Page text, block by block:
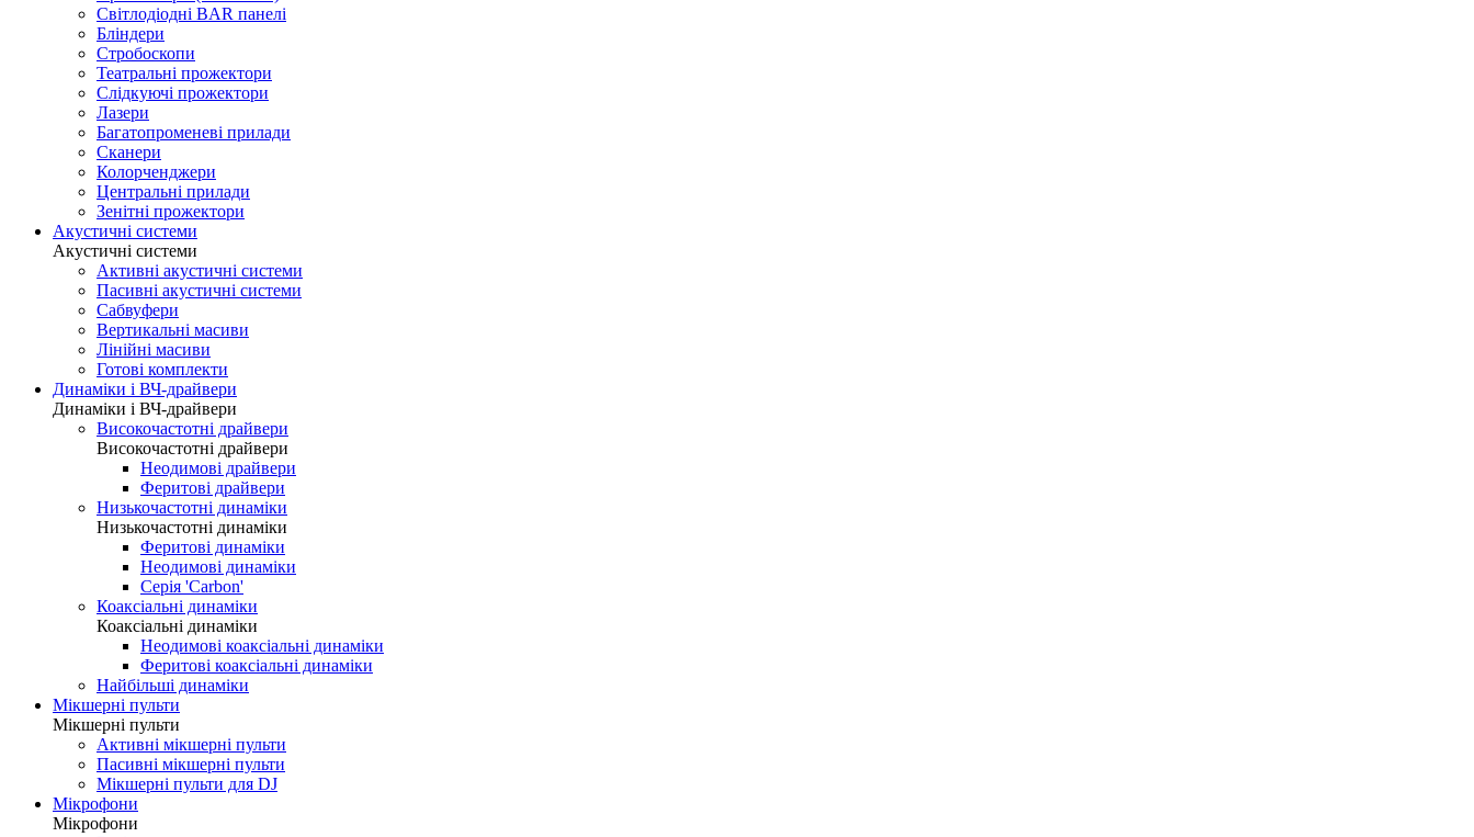
Світлодіодні BAR панелі
Бліндери
Стробоскопи
Театральні прожектори
Слідкуючі прожектори
Лазери
Багатопроменеві прилади
Сканери
Колорченджери
Центральні прилади
Зенітні прожектори
Акустичні системи
Акустичні системи
Активні акустичні системи
Пасивні акустичні системи
Сабвуфери
Вертикальні масиви
Лінійні масиви
Готові комплекти
Динаміки і ВЧ-драйвери
Динаміки і ВЧ-драйвери
Високочастотні драйвери
Високочастотні драйвери
Неодимові драйвери
Феритові драйвери
Низькочастотні динаміки
Низькочастотні динаміки
Феритові динаміки
Неодимові динаміки
Серія 'Carbon'
Коаксіальні динаміки
Коаксіальні динаміки
Неодимові коаксіальні динаміки
Феритові коаксіальні динаміки
Найбільші динаміки
Мікшерні пульти
Мікшерні пульти
Активні мікшерні пульти
Пасивні мікшерні пульти
Мікшерні пульти для DJ
Мікрофони
Мікрофони